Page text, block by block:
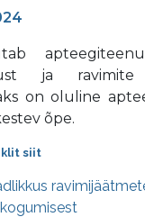
ja ravimite
on oluline
õpe.
siit